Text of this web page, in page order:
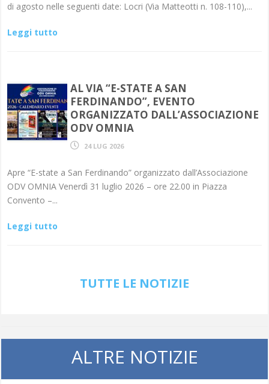
di agosto nelle seguenti date: Locri (Via Matteotti n. 108-110),...
Leggi tutto
AL VIA “E-STATE A SAN
FERDINANDO”, EVENTO
ORGANIZZATO DALL’ASSOCIAZIONE
ODV OMNIA
24 LUG 2026
Apre “E-state a San Ferdinando” organizzato dall’Associazione
ODV OMNIA Venerdì 31 luglio 2026 – ore 22.00 in Piazza
Convento –...
Leggi tutto
TUTTE LE NOTIZIE
ALTRE NOTIZIE